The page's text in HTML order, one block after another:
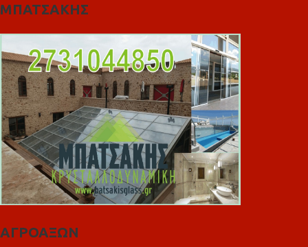
ΜΠΑΤΣΑΚΗΣ
ΑΓΡΟΑΞΩΝ